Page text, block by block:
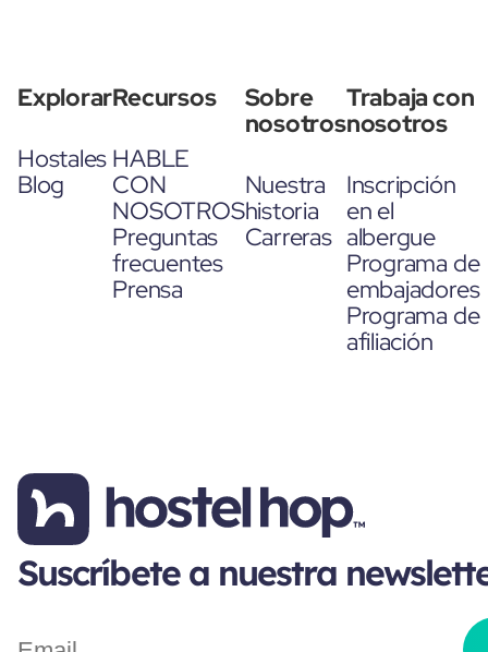
Explorar
Hostales
Blog
Recursos
HABLE
CON
NOSOTROS
Preguntas
frecuentes
Prensa
Sobre
nosotros
Nuestra
historia
Carreras
Trabaja con
nosotros
Inscripción
en el
albergue
Programa de
embajadores
Programa de
afiliación
Suscríbete a nuestra